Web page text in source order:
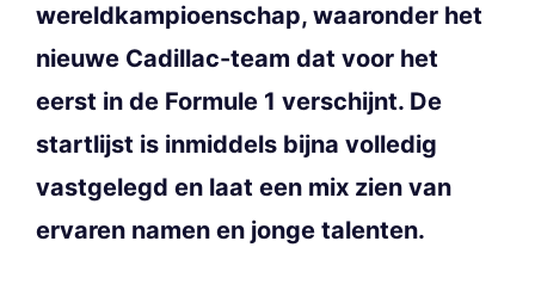
wereldkampioenschap, waaronder het
nieuwe Cadillac-team dat voor het
eerst in de Formule 1 verschijnt. De
startlijst is inmiddels bijna volledig
vastgelegd en laat een mix zien van
ervaren namen en jonge talenten.